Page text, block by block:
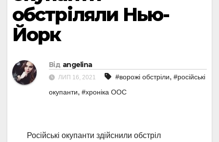
обстріляли Нью-
Йорк
Від angelina
ЛИП 16, 2021 #ворожі обстріли, #російські
окупанти, #хроніка ООС
Російські окупанти здійснили обстріл